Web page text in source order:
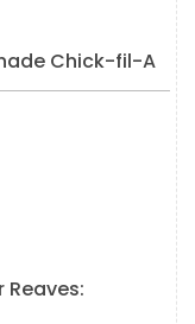
Chick-fil-A
Reaves: